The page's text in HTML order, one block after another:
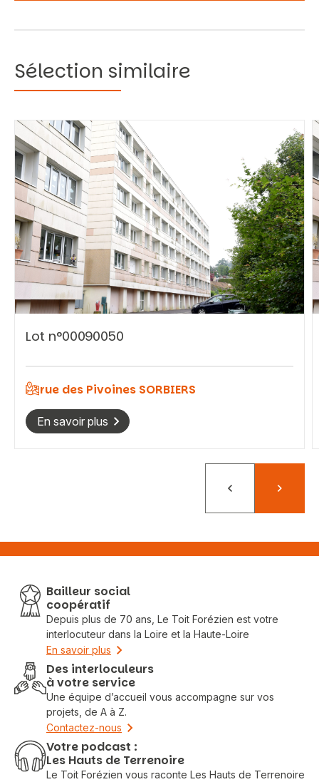
Vous recherchez&nbsp;:
Rechercher
Sélection similaire
Lot n°00090050
rue des Pivoines SORBIERS
En savoir plus
PrécédentSuivant
Bailleur social
coopératif
Depuis plus de 70 ans, Le Toit Forézien est votre
interlocuteur dans la Loire et la Haute-Loire
En savoir plus
Des interloculeurs
à votre service
Une équipe d’accueil vous accompagne sur vos
projets, de A à Z.
Contactez-nous
Votre podcast :
Les Hauts de Terrenoire
Le Toit Forézien vous raconte Les Hauts de Terrenoire